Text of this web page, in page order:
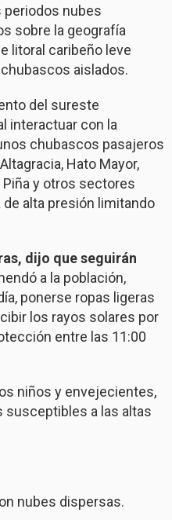
periodos nubes
sobre la geografía
litoral caribeño leve
aislados.
del sureste
interactuar con la
chubascos pasajeros
Hato Mayor,
Piña y otros sectores
alta presión limitando
dijo que seguirán
a la población,
ponerse ropas ligeras
los rayos solares por
entre las 11:00
niños y envejecientes,
susceptibles a las altas
nubes dispersas.